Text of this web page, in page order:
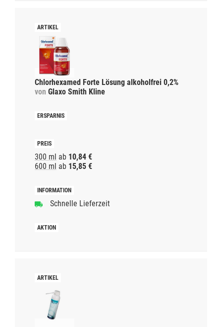
Chlorhexamed Forte Lösung alkoholfrei 0,2%
von Glaxo Smith Kline
300 ml ab 10,84 €
600 ml ab 15,85 €
Schnelle Lieferzeit